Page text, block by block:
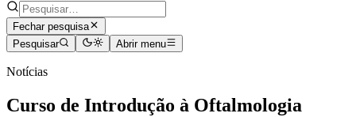
Fechar pesquisa
Pesquisar
Abrir menu
Notícias
Curso de Introdução à Oftalmologia